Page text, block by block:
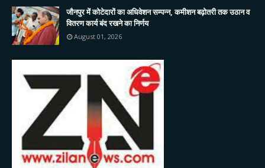
जौनपुर में कोटेदारों का अधिवेशन सम्पन्न, कमीशन बढ़ोतरी तक उठान व
वितरण कार्य बंद रखने का निर्णय
August 01, 2026